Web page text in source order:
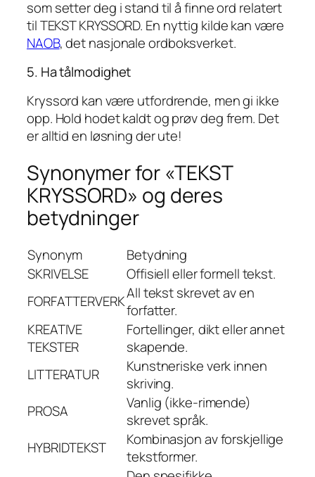
som setter deg i stand til å finne ord relatert
til TEKST KRYSSORD. En nyttig kilde kan være
NAOB, det nasjonale ordboksverket.
5. Ha tålmodighet
Kryssord kan være utfordrende, men gi ikke
opp. Hold hodet kaldt og prøv deg frem. Det
er alltid en løsning der ute!
Synonymer for «TEKST
KRYSSORD» og deres
betydninger
Synonym
Betydning
SKRIVELSE
Offisiell eller formell tekst.
FORFATTERVERKAll tekst skrevet av en
forfatter.
KREATIVE
TEKSTER
Fortellinger, dikt eller annet
skapende.
LITTERATUR
Kunstneriske verk innen
skriving.
PROSA
Vanlig (ikke-rimende)
skrevet språk.
HYBRIDTEKST
Kombinasjon av forskjellige
tekstformer.